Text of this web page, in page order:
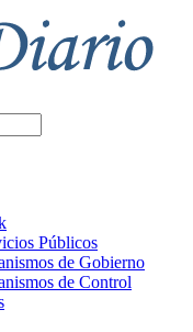
Públicos
de Gobierno
de Control